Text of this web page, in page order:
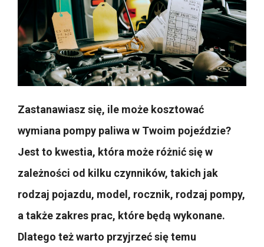
Zastanawiasz się, ile może kosztować
wymiana pompy paliwa w Twoim pojeździe?
Jest to kwestia, która może różnić się w
zależności od kilku czynników, takich jak
rodzaj pojazdu, model, rocznik, rodzaj pompy,
a także zakres prac, które będą wykonane.
Dlatego też warto przyjrzeć się temu